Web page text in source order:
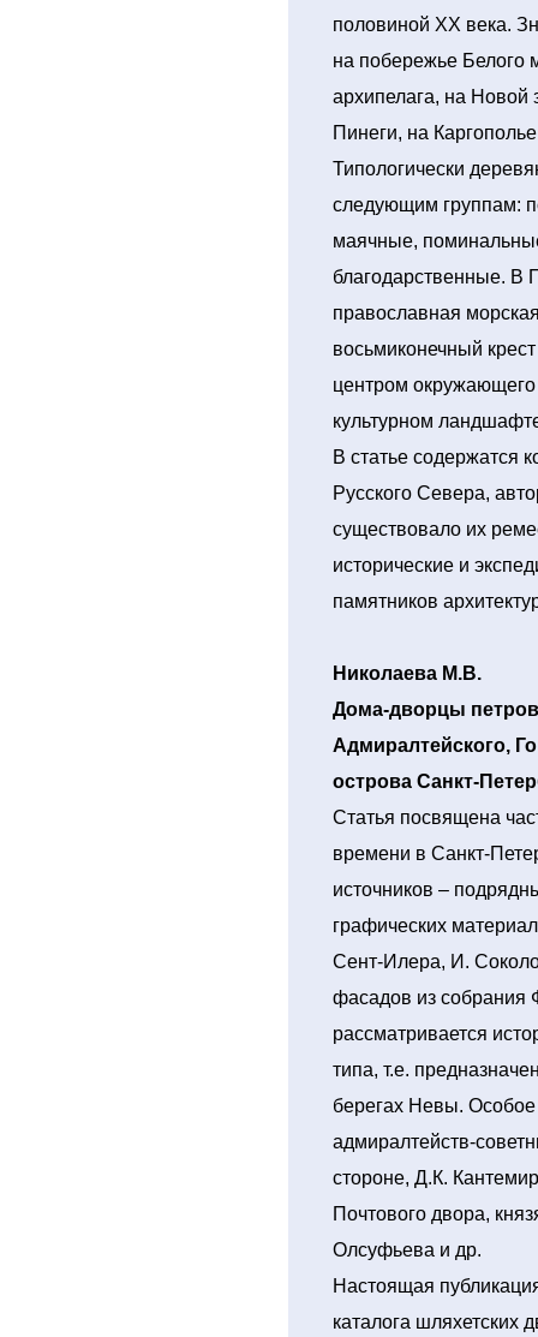
половиной ХХ века.
на побережье Белого
архипелага, на Новой
Пинеги, на
Типологически
следующим группам:
маячные,
благодарственные. В
православная
восьмиконечный
центром
культурном
В статье содержатся
Русского Севера,
существовало их
исторические и
памятников
Николаева М.В.
Дома-дворцы
Адмиралтейского,
острова Санкт-
Статья посвящена
времени в Санкт-
источников –
графических
Сент-Илера, И.
фасадов из собрания
рассматривается
типа, т.е.
берегах Невы.
адмиралтейств-
стороне, Д.К.
Почтового двора,
Олсуфьева и др.
Настоящая
каталога шляхетских